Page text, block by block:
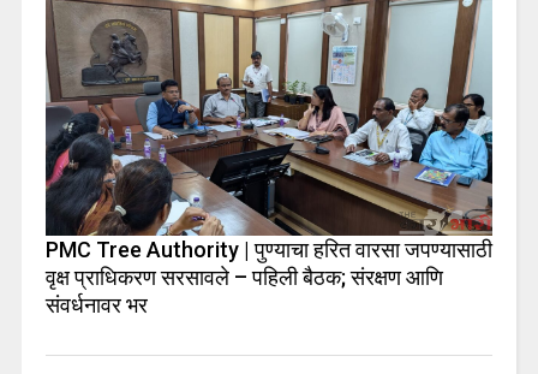
PMC Tree Authority | पुण्याचा हरित वारसा जपण्यासाठी
वृक्ष प्राधिकरण सरसावले – पहिली बैठक; संरक्षण आणि
संवर्धनावर भर